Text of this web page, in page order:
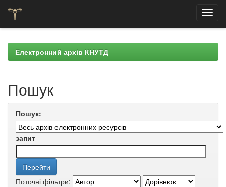
navigationЕлектронний архів КНУТД
Пошук
Пошук:
запит
Поточні фільтри: